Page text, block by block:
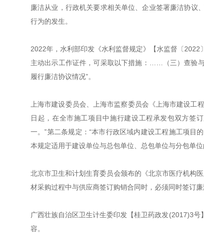
廉洁从业，行政机关要求相关单位、企业签署廉洁协议
行为的发生。
2022年，水利部印发《水利监督规定》【水监督〔
主动出示工作证件，可采取以下措施：……（三）查验
履行廉洁协议情况”。
上海市建设委员会、上海市监察委员会《上海市建设
日起，在全市施工项目中施行建设工程承发包双方签
一。”第二条规定：“本市行政区域内建设工程施工项目
本规定适用于建设单位与总包单位、总包单位与分包单
北京市卫生和计划生育委员会颁布的《北京市医疗机构
材采购过程中与供应商签订购销合同时，必须同时签订
广西壮族自治区卫生计生委印发【桂卫药政发(2017)3
容。